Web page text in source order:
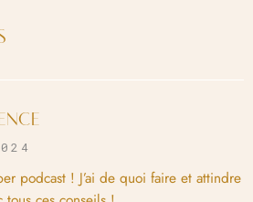
podcast ! J’ai de quoi faire et attindre